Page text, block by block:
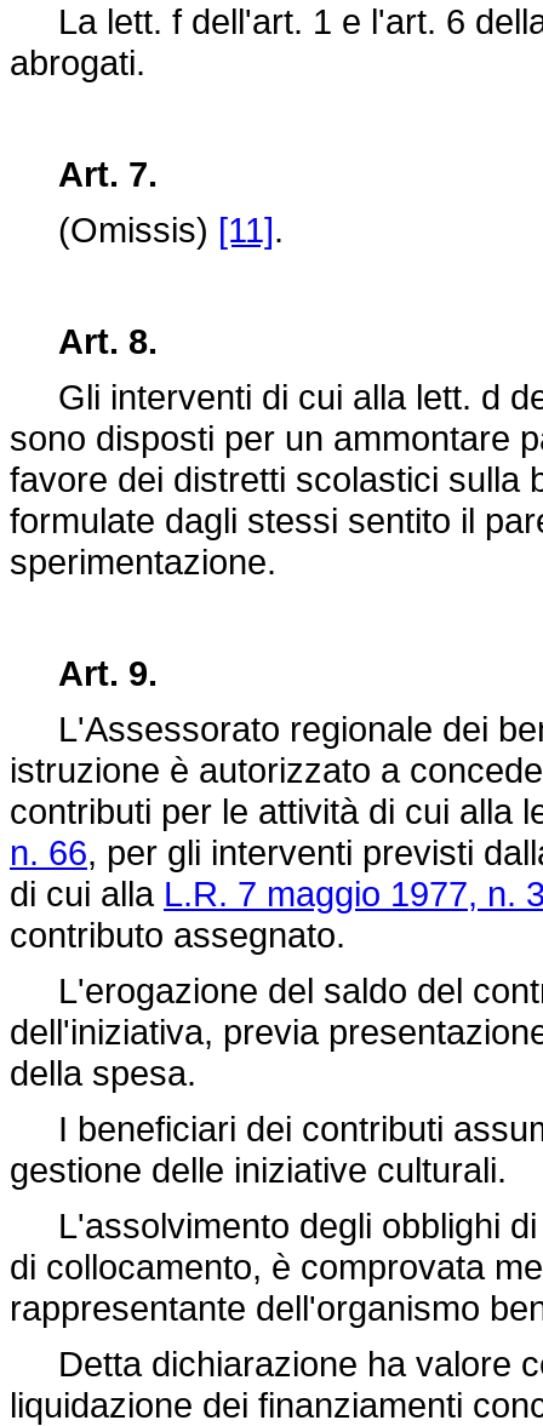
La lett. f dell'art. 1 e l'art. 6
abrogati.
Art. 7.
(Omissis) [11].
Art. 8.
Gli interventi di cui alla lett. d
sono disposti per un ammontare
favore dei distretti scolastici sulla
formulate dagli stessi sentito il
sperimentazione.
Art. 9.
L'Assessorato regionale dei
istruzione è autorizzato a
contributi per le attività di cui alla
n. 66, per gli interventi previsti
di cui alla L.R. 7 maggio 1977, n.
contributo assegnato.
L'erogazione del saldo del
dell'iniziativa, previa
della spesa.
I beneficiari dei contributi
gestione delle iniziative culturali.
L'assolvimento degli obblighi di
di collocamento, è comprovata
rappresentante dell'organismo
Detta dichiarazione ha valore
liquidazione dei finanziamenti